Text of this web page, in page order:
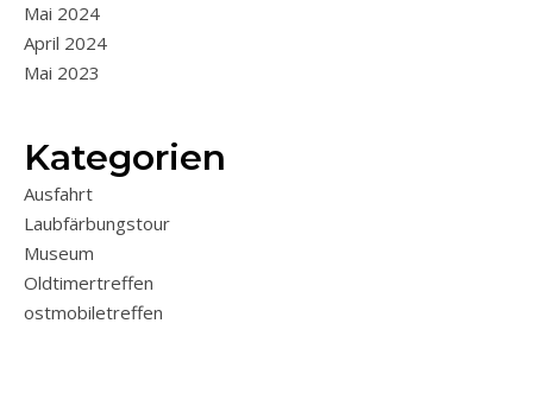
Mai 2024
April 2024
Mai 2023
Kategorien
Ausfahrt
Laubfärbungstour
Museum
Oldtimertreffen
ostmobiletreffen